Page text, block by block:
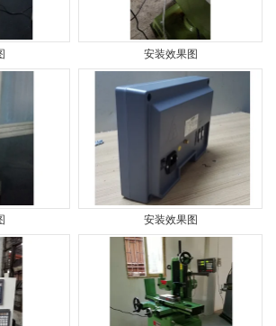
安装效果图
安装效果图